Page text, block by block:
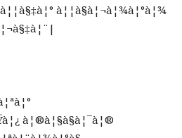
à¦¦à§à¦¬à¦¾à¦°à¦¾
à¦®à¦§à§à¦¯à¦®